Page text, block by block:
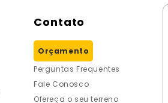
Contato
Orçamento
Perguntas Frequentes
Fale Conosco
Ofereça o seu terreno